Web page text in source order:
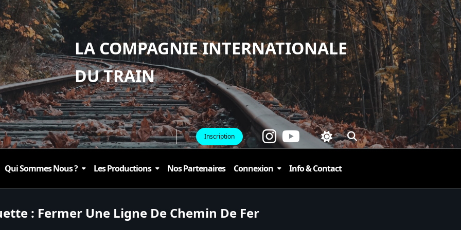
LA COMPAGNIE INTERNATIONALE
DU TRAIN
Inscription
Qui Sommes Nous ? Les Productions Nos Partenaires Connexion Info & Contact
: Fermer Une Ligne De Chemin De Fer